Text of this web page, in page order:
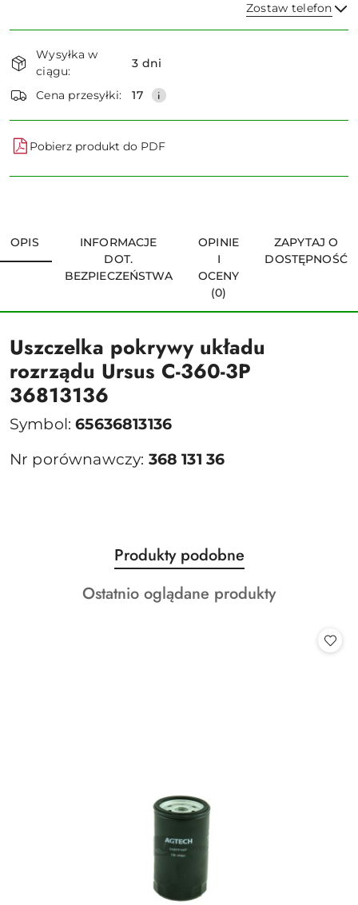
Zostaw telefon
i
dostawa
Wysyłka w
ciągu:
3 dni
Cena przesyłki: 17
Pobierz produkt do PDF
OPIS
INFORMACJE
DOT.
BEZPIECZEŃSTWA
OPINIE
I
OCENY
(0)
ZAPYTAJ O
DOSTĘPNOŚĆ
Uszczelka pokrywy układu
rozrządu Ursus C-360-3P
36813136
Symbol:65636813136
Nr porównawczy: 368 131 36
Pomiń karuzelę produktów
Produkty
o
statusie:
Produkty podobne
Produkty
Ostatnio oglądane produkty